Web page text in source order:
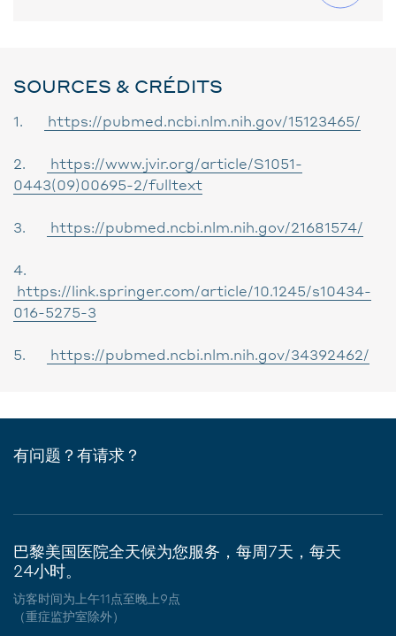
SOURCES & CRÉDITS
1. https://pubmed.ncbi.nlm.nih.gov/15123465/
2.
https://www.jvir.org/article/S1051-
0443(09)00695-2/fulltext
3. https://pubmed.ncbi.nlm.nih.gov/21681574/
4.
https://link.springer.com/article/10.1245/s10434-
016-5275-3
5. https://pubmed.ncbi.nlm.nih.gov/34392462/
有问题？有请求？
巴黎美国医院全天候为您服务，每周7天，每天
24小时。
访客时间为上午11点至晚上9点
（重症监护室除外）